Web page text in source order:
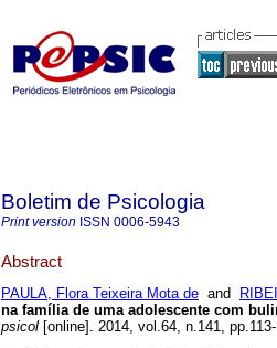
Boletim de Psicologia
Print version ISSN 0006-5943
Abstract
PAULA, Flora Teixeira Mota de and
na família de uma adolescente com
psicol [online]. 2014, vol.64, n.141,